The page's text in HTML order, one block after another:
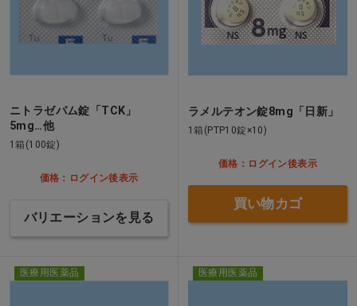
ニトラゼパム錠「TCK」
5mg…他
1箱(100錠)
価格：ログイン後表示
バリエーションを見る
ラメルテオン錠8mg「日新」
1箱(PTP10錠×10)
価格：ログイン後表示
買い物カゴ
医療用医薬品 医療用医薬品